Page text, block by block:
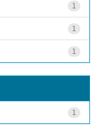
1
1
1
1